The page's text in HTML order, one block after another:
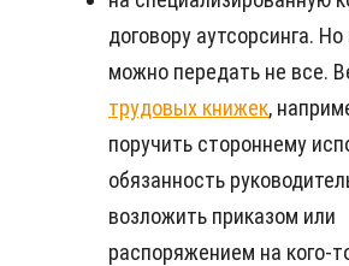
договору аутсорсинга.
можно передать не все.
трудовых книжек,
поручить стороннему
обязанность
возложить приказом или
распоряжением на кого-